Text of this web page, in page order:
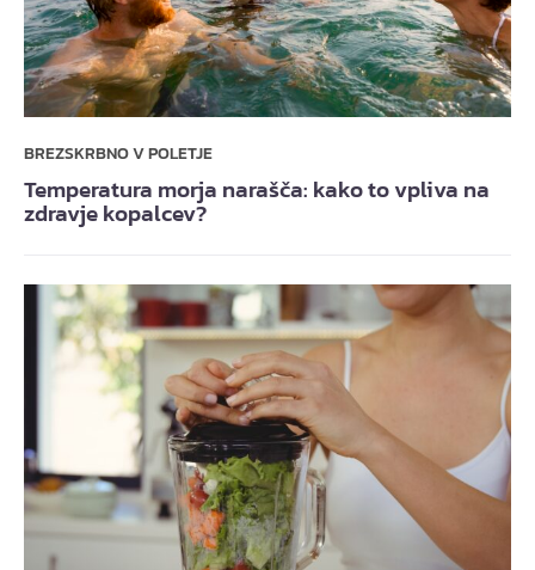
BREZSKRBNO V POLETJE
Temperatura morja narašča: kako to vpliva na
zdravje kopalcev?